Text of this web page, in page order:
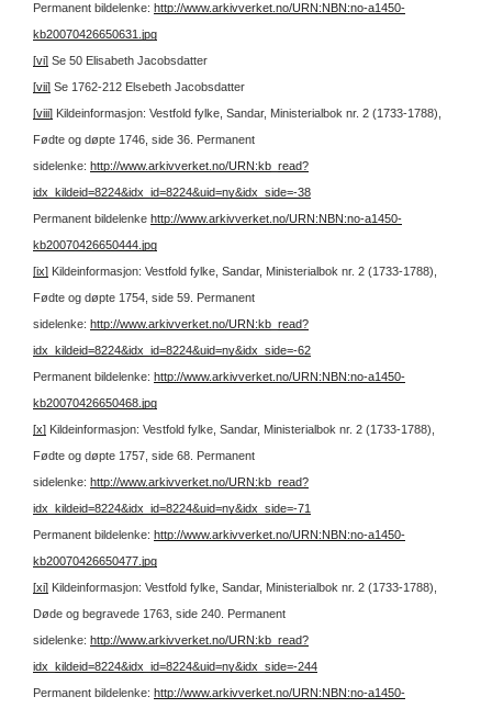
Permanent bildelenke: http://www.arkivverket.no/URN:NBN:no-a1450-
kb20070426650631.jpg
[vi] Se 50 Elisabeth Jacobsdatter
[vii] Se 1762-212 Elsebeth Jacobsdatter
[viii] Kildeinformasjon: Vestfold fylke, Sandar, Ministerialbok nr. 2 (1733-1788),
Fødte og døpte 1746, side 36. Permanent
sidelenke: http://www.arkivverket.no/URN:kb_read?
idx_kildeid=8224&idx_id=8224&uid=ny&idx_side=-38
Permanent bildelenke http://www.arkivverket.no/URN:NBN:no-a1450-
kb20070426650444.jpg
[ix] Kildeinformasjon: Vestfold fylke, Sandar, Ministerialbok nr. 2 (1733-1788),
Fødte og døpte 1754, side 59. Permanent
sidelenke: http://www.arkivverket.no/URN:kb_read?
idx_kildeid=8224&idx_id=8224&uid=ny&idx_side=-62
Permanent bildelenke: http://www.arkivverket.no/URN:NBN:no-a1450-
kb20070426650468.jpg
[x] Kildeinformasjon: Vestfold fylke, Sandar, Ministerialbok nr. 2 (1733-1788),
Fødte og døpte 1757, side 68. Permanent
sidelenke: http://www.arkivverket.no/URN:kb_read?
idx_kildeid=8224&idx_id=8224&uid=ny&idx_side=-71
Permanent bildelenke: http://www.arkivverket.no/URN:NBN:no-a1450-
kb20070426650477.jpg
[xi] Kildeinformasjon: Vestfold fylke, Sandar, Ministerialbok nr. 2 (1733-1788),
Døde og begravede 1763, side 240. Permanent
sidelenke: http://www.arkivverket.no/URN:kb_read?
idx_kildeid=8224&idx_id=8224&uid=ny&idx_side=-244
Permanent bildelenke: http://www.arkivverket.no/URN:NBN:no-a1450-